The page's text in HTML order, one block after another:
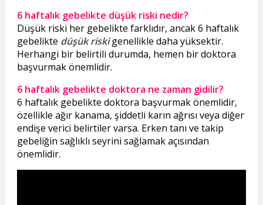
6 haftalık gebelikte düşük riski nedir?
Düşük riski her gebelikte farklıdır, ancak 6 haftalık
gebelikte düşük riskigenellikle daha yüksektir.
Herhangi bir belirtili durumda, hemen bir doktora
başvurmak önemlidir.
6 haftalık gebelikte doktora ne zaman gidilir?
6 haftalık gebelikte doktora başvurmak önemlidir,
özellikle ağır kanama, şiddetli karın ağrısı veya diğer
endişe verici belirtiler varsa. Erken tanı ve takip
gebeliğin sağlıklı seyrini sağlamak açısından
önemlidir.